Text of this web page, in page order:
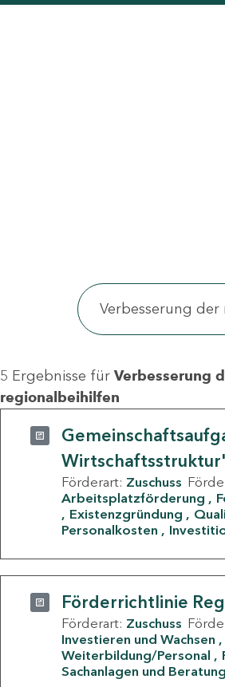
5 Ergebnisse für Verbesserung
regionalbeihilfen
Förderart: Zuschuss
Arbeitsplatzförderung
Existenzgründung
Personalkosten
Förderrichtlinie
Förderart: Zuschuss
Investieren und Wachsen
Weiterbildung/Personal
Sachanlagen und Beratung